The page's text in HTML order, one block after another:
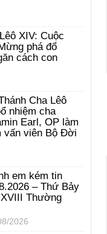
XIV: Cuộc
phá đổ
cách con
Cha Lêô
nhiệm cha
Earl, OP làm
vấn viên Bộ Đời
em kém tin
– Thứ Bảy
Thường
2026